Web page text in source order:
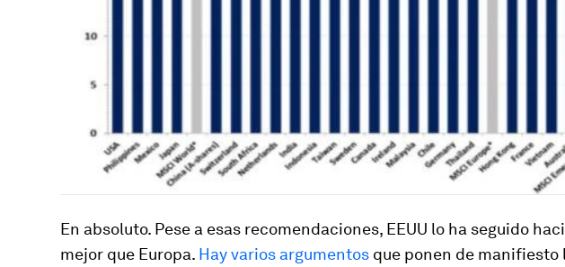
En absoluto. Pese a esas recomendaciones, EEUU lo ha seguido
mejor que Europa. Hayvarios argumentos que ponen de manifiesto